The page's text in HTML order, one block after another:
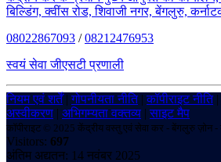
बिल्डिंग, क्वींस रोड, शिवाजी नगर, बेंगलुरु,
08022867093 /08212476953
स्वयं सेवा जीएसटी प्रणाली
नियम एवं शर्तें|गोपनीयता नीति|कॉपीराइट नीति|
अस्वीकरण | अभिगम्यता वक्तव्य |साइट मैप
कॉपीराइट © 2025 केंद्रीय वस्तु एवं सेवा कर - बेंगलुरु ज़ोन -
Visitors: 697
अंतिम अद्यतन: 14 नवंबर 2025